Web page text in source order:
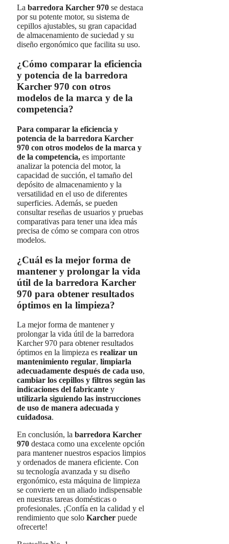
La barredora Karcher 970 se destaca
por su potente motor, su sistema de
cepillos ajustables, su gran capacidad
de almacenamiento de suciedad y su
diseño ergonómico que facilita su uso.
¿Cómo comparar la eficiencia
y potencia de la barredora
Karcher 970 con otros
modelos de la marca y de la
competencia?
Para comparar la eficiencia y
potencia de la barredora Karcher
970 con otros modelos de la marca y
de la competencia, es importante
analizar la potencia del motor, la
capacidad de succión, el tamaño del
depósito de almacenamiento y la
versatilidad en el uso de diferentes
superficies. Además, se pueden
consultar reseñas de usuarios y pruebas
comparativas para tener una idea más
precisa de cómo se compara con otros
modelos.
¿Cuál es la mejor forma de
mantener y prolongar la vida
útil de la barredora Karcher
970 para obtener resultados
óptimos en la limpieza?
La mejor forma de mantener y
prolongar la vida útil de la barredora
Karcher 970 para obtener resultados
óptimos en la limpieza es realizar un
mantenimiento regular, limpiarla
adecuadamente después de cada uso,
cambiar los cepillos y filtros según las
indicaciones del fabricante y
utilizarla siguiendo las instrucciones
de uso de manera adecuada y
cuidadosa.
En conclusión, la barredora Karcher
970 destaca como una excelente opción
para mantener nuestros espacios limpios
y ordenados de manera eficiente. Con
su tecnología avanzada y su diseño
ergonómico, esta máquina de limpieza
se convierte en un aliado indispensable
en nuestras tareas domésticas o
profesionales. ¡Confía en la calidad y el
rendimiento que solo Karcher puede
ofrecerte!